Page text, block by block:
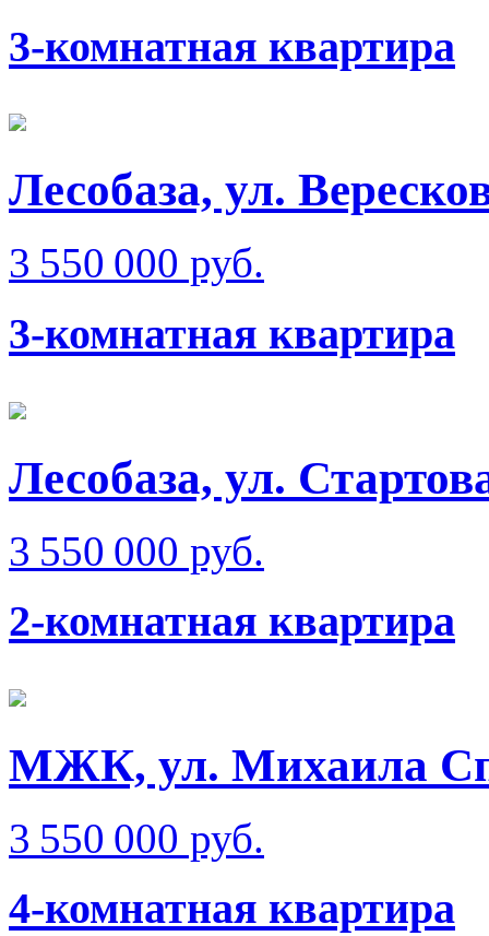
3-комнатная квартира
Лесобаза, ул.
3 550 000 руб.
3-комнатная квартира
Лесобаза, ул.
3 550 000 руб.
2-комнатная квартира
МЖК, ул. Михаила
3 550 000 руб.
4-комнатная квартира